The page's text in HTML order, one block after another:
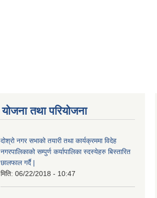
योजना तथा परियोजना
दोश्रो नगर सभाको तयारी तथा कार्यक्रममा विदेह
नगरपालिकाको सम्पुर्ण कर्यापालिका स्दस्येहरु बिस्तारित
छालफाल गर्दै |
मिति: 06/22/2018 - 10:47